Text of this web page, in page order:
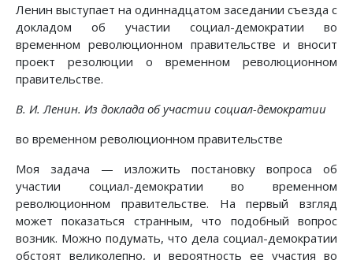
Ленин выступает на одиннадцатом заседании съезда с
докладом об участии социал-демократии во
временном революционном правительстве и вносит
проект резолюции о временном революционном
правительстве.
В. И. Ленин. Из доклада об участии социал-демократии
во временном революционном правительстве
Моя задача — изложить постановку вопроса об
участии социал-демократии во временном
революционном правительстве. На первый взгляд
может показаться странным, что подобный вопрос
возник. Можно подумать, что дела социал-демократии
обстоят великолепно, и вероятность ее участия во